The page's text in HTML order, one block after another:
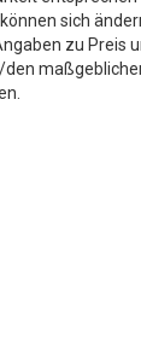
sich
zu Preis